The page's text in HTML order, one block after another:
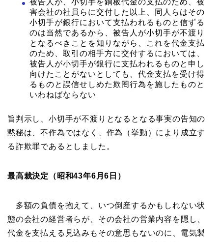
被告人が、小切手を銅板代金の支払のため、被
害会社の社員らに交付した以上、同人らはその
小切手が銀行において支払われるものと信ずる
のは当然であるから、被告人が小切手が不渡り
となるべきことを知りながら、これを代金支払
のため、取引の相手方に交付するにおいては、
被告人が小切手が銀行に支払われるものと申し
向けたことがないとしても、代金支払を受け得
るものと誤信せしめた欺罔行為を施したものと
いわねばならない
旨判示し、小切手が不渡りとなるとなる事実の告知の
黙秘は、不作為ではなく、作為（挙動）により成立す
る詐欺罪であるとしました。
最高裁決定（昭和43年6月6日）
多額の負債を抱えて、いつ倒産するかもしれない状
態の会社の経営者らが、その会社の営業内容を隠し、
代金を支払える見込みもその意思もないのに、電気製